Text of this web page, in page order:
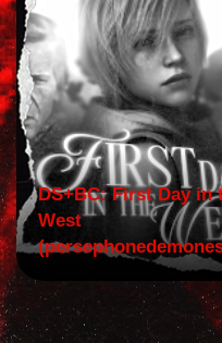
DS+BC: First Day in
West